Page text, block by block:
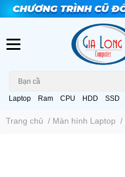
Laptop Ram CPU HDD SSD
Trang chủ / Màn hình Laptop /